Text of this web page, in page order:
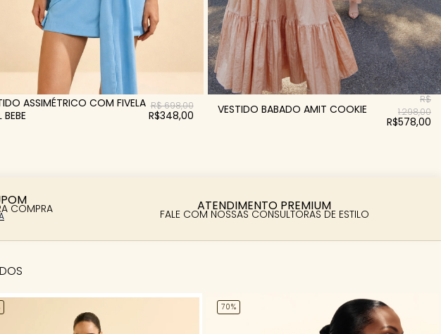
ASSIMÉTRICO COM FIVELA
BEBE
R$ 698,00
R$348,00 VESTIDO BABADO AMIT COOKIE
R$
1.298,00
R$578,00
COMPRA ATENDIMENTO PREMIUM
FALE COM NOSSAS CONSULTORAS DE ESTILO
70%